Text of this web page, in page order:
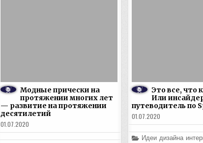
Модные прически на
протяжении многих лет
— развитие на протяжении
десятилетий
01.07.2020
Это все, что
Или
путеводитель по
01.07.2020
Posted
Идеи дизайна